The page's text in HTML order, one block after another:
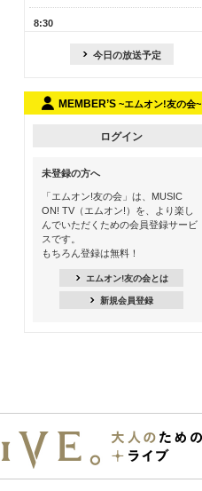
8:30
M-ON! カラオケカウントダウン 50
Official髭男dism特集
よりぬき! この夏聴きたい! サマーソン
グメドレー【歌詞入り】
21:00
季節を感じよう! シーズンソング特集
-8月編-【歌詞入り】
ージックビデオ特集
24:00
K-POP 第3世代特集
今日の放送予定
MEMBER’S ~エムオン!友の会~
ログイン
未登録の方へ
「エムオン!友の会」は、MUSIC
ON! TV（エムオン!）を、より楽し
んでいただくための会員登録サービ
スです。
もちろん登録は無料！
エムオン!友の会とは
新規会員登録